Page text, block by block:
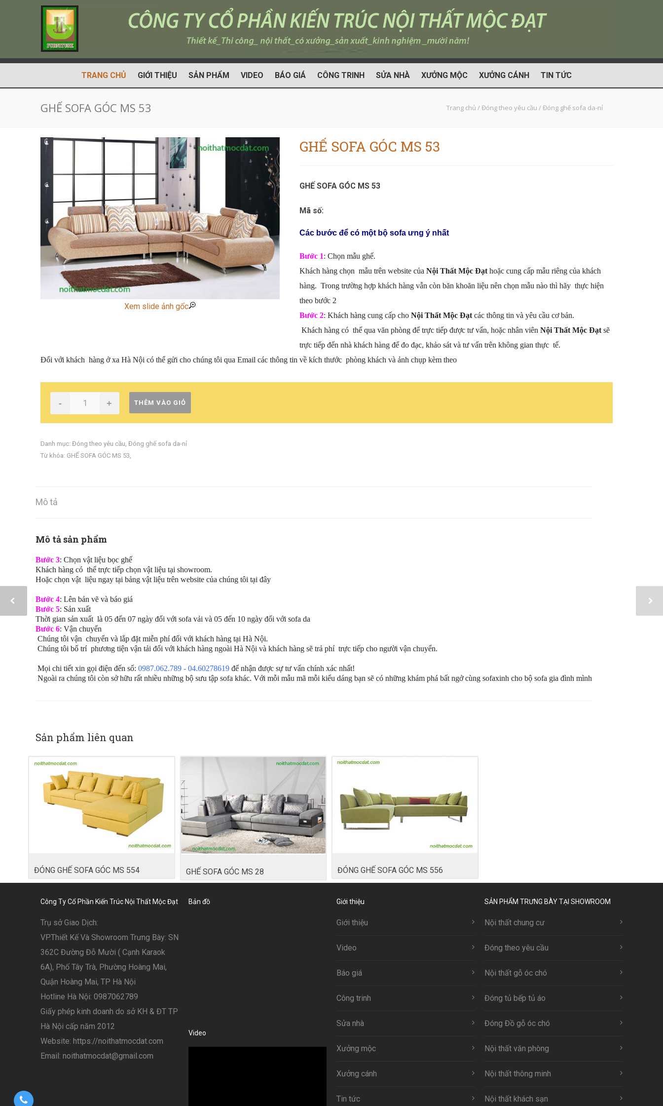
TRANG CHỦ GIỚI THIỆU SẢN PHẨM VIDEO BÁO GIÁ CÔNG TRINH SỬA NHÀ XƯỞNG MỘC XƯỞNG CÁNH TIN TỨC
GHẾ SOFA GÓC MS 53 Trang chủ /Đóng theo yêu cầu /Đóng ghế sofa da-nỉ
Xem slide ảnh gốc
GHẾ SOFA GÓC MS 53
GHẾ SOFA GÓC MS 53
Mã số:
Các bước để có một bộ sofa ưng ý nhất
Bước 1: Chọn mẫu ghế.
Khách hàng chọn mẫu trên website của Nội Thất Mộc Đạt hoặc cung cấp mẫu riêng của khách
hàng. Trong trường hợp khách hàng vẫn còn băn khoăn liệu nên chọn mẫu nào thì hãy thực hiện
theo bước 2
Bước 2: Khách hàng cung cấp cho Nội Thất Mộc Đạt các thông tin và yêu cầu cơ bản.
Khách hàng có thể qua văn phòng để trực tiếp được tư vấn, hoặc nhân viên Nội Thất Mộc Đạt sẽ
trực tiếp đến nhà khách hàng để đo đạc, khảo sát và tư vấn trên không gian thực tế.
Đối với khách hàng ở xa Hà Nội có thể gửi cho chúng tôi qua Email các thông tin về kích thước phòng khách và ảnh chụp kèm theo
- + THÊM VÀO GIỎ
Danh mục: Đóng theo yêu cầu, Đóng ghế sofa da-nỉ
Từ khóa: GHẾ SOFA GÓC MS 53,
Mô tả
Mô tả sản phẩm
Bước 3: Chọn vật liệu bọc ghế
Khách hàng có thể trực tiếp chọn vật liệu tại showroom.
Hoặc chọn vật liệu ngay tại bảng vật liệu trên website của chúng tôi tại đây
Bước 4: Lên bản vẽ và báo giá
Bước 5: Sản xuất
Thời gian sản xuất là 05 đến 07 ngày đối với sofa vải và 05 đến 10 ngày đối với sofa da
Bước 6: Vận chuyển
Chúng tôi vận chuyển và lắp đặt miễn phí đối với khách hàng tại Hà Nội.
Chúng tôi bố trí phương tiện vận tải đối với khách hàng ngoài Hà Nội và khách hàng sẽ trả phí trực tiếp cho người vận chuyển.
Mọi chi tiết xin gọi điện đến số: 0987.062.789 - 04.60278619 để nhận được sự tư vấn chính xác nhất!
Ngoài ra chúng tôi còn sở hữu rất nhiều những bộ sưu tập sofa khác. Với mỗi mẫu mã mỗi kiểu dáng bạn sẽ có những khám phá bất ngở cùng sofaxinh cho bộ sofa gia đình mình
Sản phẩm liên quan
ĐÓNG GHẾ SOFA GÓC MS 554 GHẾ SOFA GÓC MS 28 ĐÓNG GHẾ SOFA GÓC MS 556
Công Ty Cổ Phần Kiến Trúc Nội Thất Mộc Đạt
Trụ sở Giao Dịch:
VP.Thiết Kế Và Showroom Trưng Bày: SN
362C Đường Đỗ Mười ( Cạnh Karaok
6A), Phố Tây Trà, Phường Hoàng Mai,
Quận Hoàng Mai, TP Hà Nội
Hotline Hà Nội: 0987062789
Giấy phép kinh doanh do sở KH & ĐT TP
Hà Nội cấp năm 2012
Website: https://noithatmocdat.com
Email: noithatmocdat@gmail.com
Bản đồ
Video
Giới thiệu
Giới thiệu
Video
Báo giá
Công trinh
Sửa nhà
Xưởng mộc
Xưởng cánh
Tin tức
SẢN PHẨM TRƯNG BÀY TẠI SHOWROOM
Nội thất chung cư
Đóng theo yêu cầu
Nội thất gỗ óc chó
Đóng tủ bếp tủ áo
Đóng Đồ gỗ óc chó
Nội thất văn phòng
Nội thất thông minh
Nội thất khách sạn